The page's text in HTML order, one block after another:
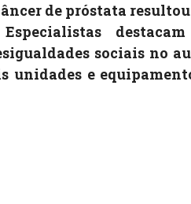
de próstata resultou
sociais no
unidades e